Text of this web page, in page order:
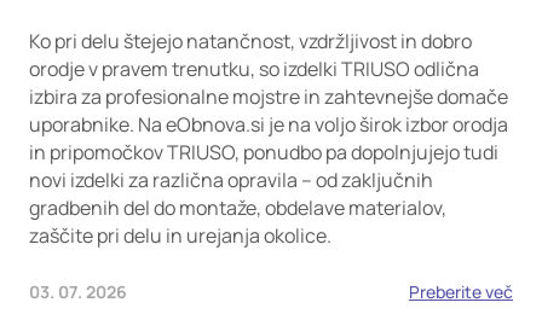
Ko pri delu štejejo natančnost, vzdržljivost in dobro
orodje v pravem trenutku, so izdelki TRIUSO odlična
izbira za profesionalne mojstre in zahtevnejše domače
uporabnike. Na eObnova.si je na voljo širok izbor orodja
in pripomočkov TRIUSO, ponudbo pa dopolnjujejo tudi
novi izdelki za različna opravila – od zaključnih
gradbenih del do montaže, obdelave materialov,
zaščite pri delu in urejanja okolice.
03. 07. 2026 Preberite več